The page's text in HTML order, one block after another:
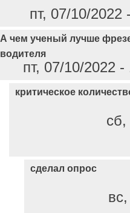
пт, 07/10/
А чем ученый лучше
водителя
пт, 07/10/2022
критическое
сделал опрос